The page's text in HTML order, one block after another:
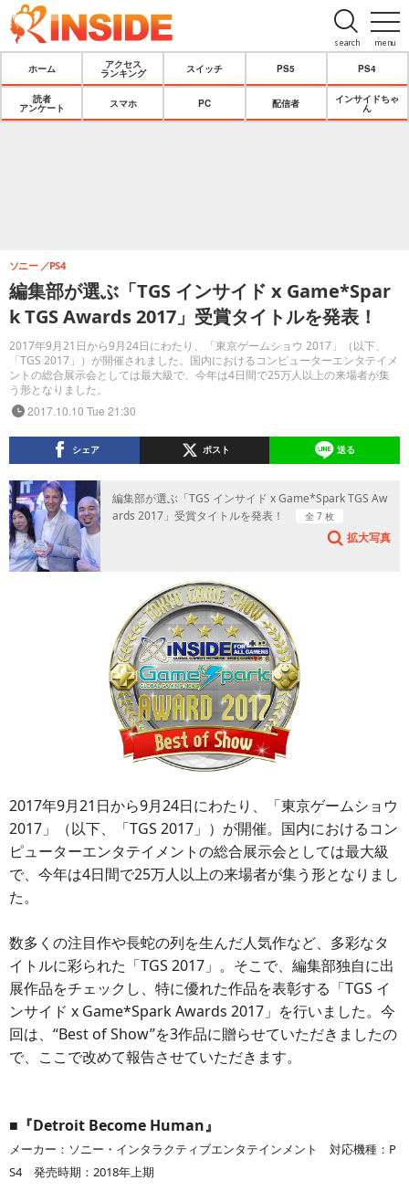
menu
search
ホーム
アクセス
ランキング
スイッチ PS5 PS4
読者
アンケート
スマホ PC 配信者
インサイドちゃ
ん
編集部が選ぶ「TGS インサイド x Game*Spar
k TGS Awards 2017」受賞タイトルを発表！
2017年9月21日から9月24日にわたり、「東京ゲームショウ 2017」（以下、
「TGS 2017」）が開催されました。国内におけるコンピューターエンタテイメ
ントの総合展示会としては最大級で、今年は4日間で25万人以上の来場者が集
う形となりました。
ソニー PS4
2017.10.10 Tue 21:30
シェア ポスト 送る
編集部が選ぶ「TGS インサイド x Game*Spark TGS Aw
ards 2017」受賞タイトルを発表！
全 7 枚
拡大写真
2017年9月21日から9月24日にわたり、「東京ゲームショウ
2017」（以下、「TGS 2017」）が開催。国内におけるコン
ピューターエンタテイメントの総合展示会としては最大級
で、今年は4日間で25万人以上の来場者が集う形となりまし
た。
数多くの注目作や長蛇の列を生んだ人気作など、多彩なタ
イトルに彩られた「TGS 2017」。そこで、編集部独自に出
展作品をチェックし、特に優れた作品を表彰する「TGS イ
ンサイド x Game*Spark Awards 2017」を行いました。今
回は、“Best of Show”を3作品に贈らせていただきましたの
で、ここで改めて報告させていただきます。
■『Detroit Become Human』
メーカー：ソニー・インタラクティブエンタテインメント 対応機種：P
S4 発売時期：2018年上期